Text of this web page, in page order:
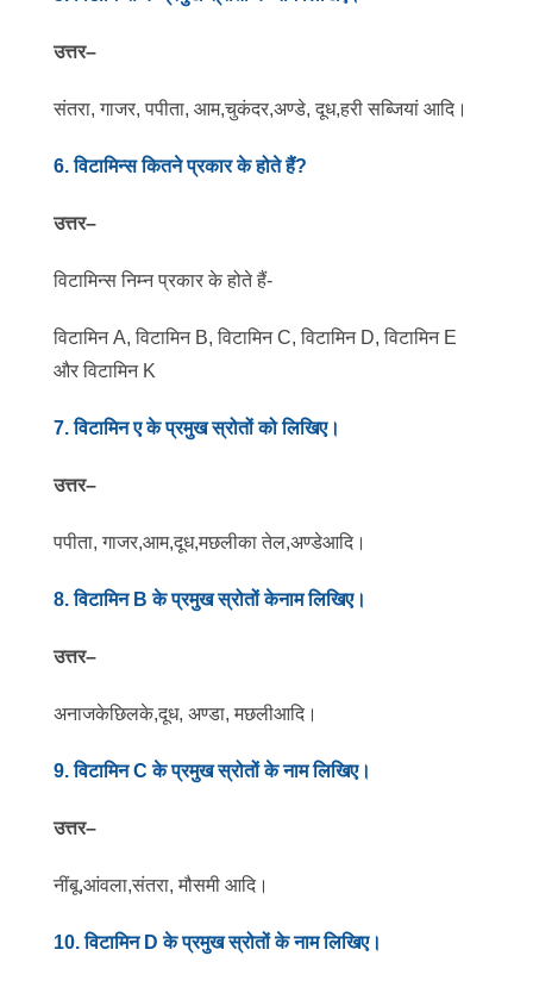
उत्तर–
संतरा, गाजर, पपीता, आम,चुकंदर,अण्डे, दूध,हरी सब्जियां आदि।
6. विटामिन्स कितने प्रकार के होते हैं?
उत्तर–
विटामिन्स निम्न प्रकार के होते हैं-
विटामिन A, विटामिन B, विटामिन C, विटामिन D, विटामिन E
और विटामिन K
7. विटामिन ए के प्रमुख स्रोतों को लिखिए।
उत्तर–
पपीता, गाजर,आम,दूध,मछलीका तेल,अण्डेआदि।
8. विटामिन B के प्रमुख स्रोतों केनाम लिखिए।
उत्तर–
अनाजकेछिलके,दूध, अण्डा, मछलीआदि।
9. विटामिन Cके प्रमुख स्रोतों के नाम लिखिए।
उत्तर–
नींबू,आंवला,संतरा, मौसमी आदि।
10. विटामिन D के प्रमुख स्रोतों के नाम लिखिए।